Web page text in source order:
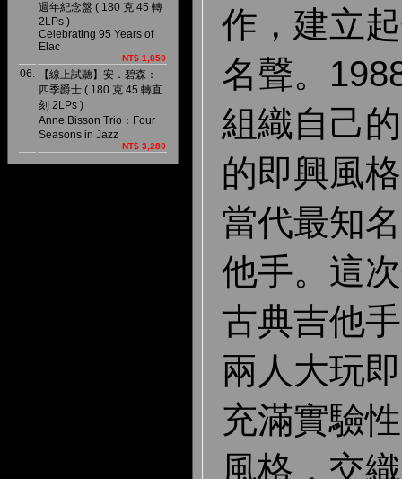
週年紀念盤 ( 180 克 45 轉
2LPs )
Celebrating 95 Years of
Elac
NT$ 1,850
06.
【線上試聽】安．碧森：
四季爵士 ( 180 克 45 轉直
刻 2LPs )
Anne Bisson Trio：Four
Seasons in Jazz
NT$ 3,280
作，建立
名聲。
組織自己
的即興風
當代最知
他手。這
古典吉他
兩人大玩
充滿實驗
風格，交